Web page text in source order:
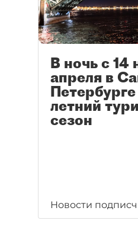
В ночь с 14
апреля в
летний
сезон
Новости